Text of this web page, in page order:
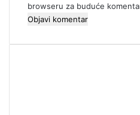
browseru za buduće